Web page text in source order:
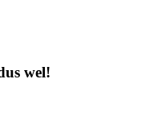
wel!